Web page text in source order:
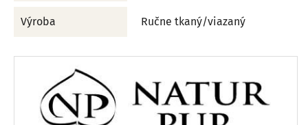
Výroba Ručne tkaný/viazaný